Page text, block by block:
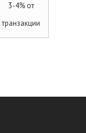
3-4% от
транзакции